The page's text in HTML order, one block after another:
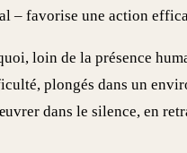
– favorise une action
loin de la présence
plongés dans un
dans le silence, en